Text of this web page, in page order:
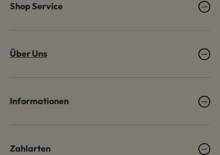
Shop Service
Über Uns
Informationen
Zahlarten